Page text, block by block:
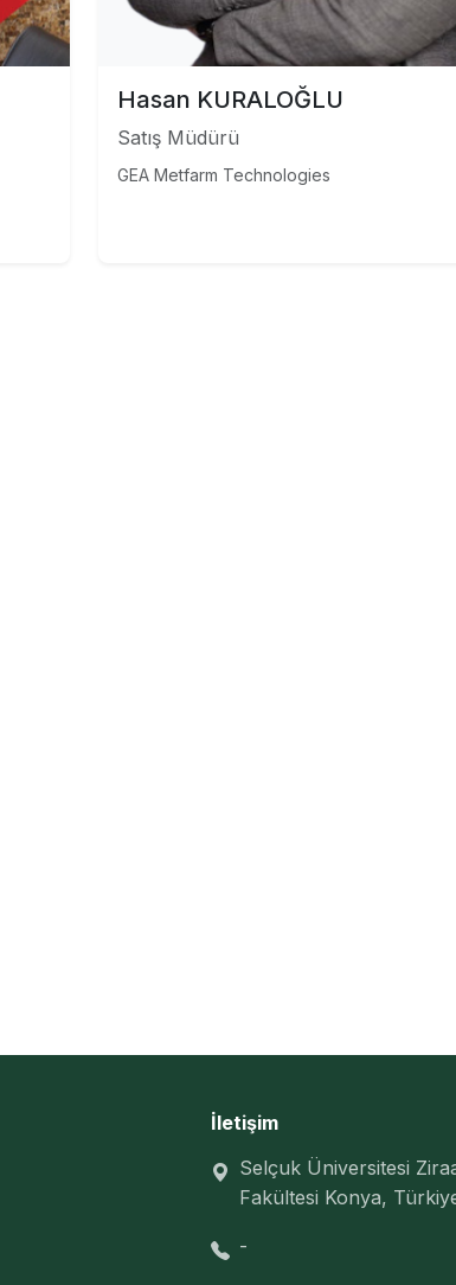
Hasan KURALOĞLU
Satış Müdürü
GEA Metfarm Technologies
İletişim
Selçuk Üniversitesi
Fakültesi Konya,
-